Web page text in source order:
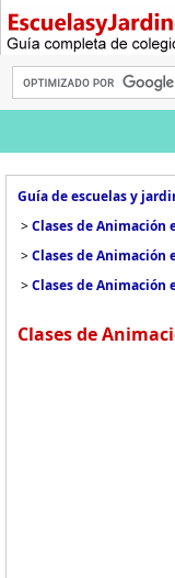
Guía de escuelas y
>Clases de Animación
>Clases de Animación
>Clases de Animación
Clases de